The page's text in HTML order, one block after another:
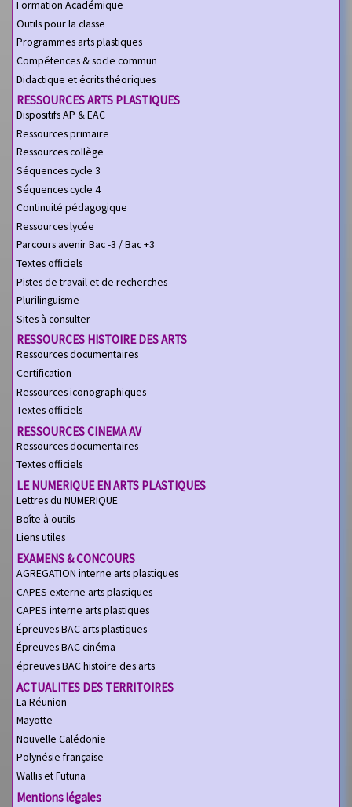
Formation Académique
Outils pour la classe
Programmes arts plastiques
Compétences & socle commun
Didactique et écrits théoriques
RESSOURCES ARTS PLASTIQUES
Dispositifs AP & EAC
Ressources primaire
Ressources collège
Séquences cycle 3
Séquences cycle 4
Continuité pédagogique
Ressources lycée
Parcours avenir Bac -3 / Bac +3
Textes officiels
Pistes de travail et de recherches
Plurilinguisme
Sites à consulter
RESSOURCES HISTOIRE DES ARTS
Ressources documentaires
Certification
Ressources iconographiques
Textes officiels
RESSOURCES CINEMA AV
Ressources documentaires
Textes officiels
LE NUMERIQUE EN ARTS PLASTIQUES
Lettres du NUMERIQUE
Boîte à outils
Liens utiles
EXAMENS & CONCOURS
AGREGATION interne arts plastiques
CAPES externe arts plastiques
CAPES interne arts plastiques
Épreuves BAC arts plastiques
Épreuves BAC cinéma
épreuves BAC histoire des arts
ACTUALITES DES TERRITOIRES
La Réunion
Mayotte
Nouvelle Calédonie
Polynésie française
Wallis et Futuna
Mentions légales